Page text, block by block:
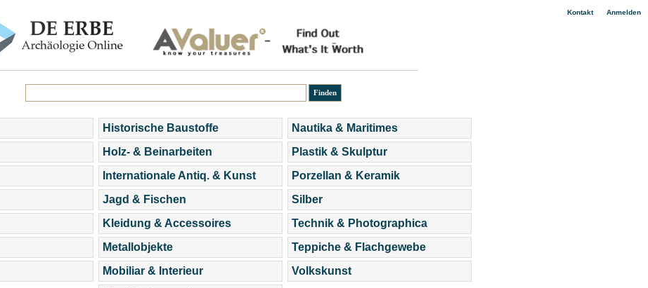
Kontakt| Anmelden
Historische Baustoffe
Holz- & Beinarbeiten
Internationale Antiq. & Kunst
Jagd & Fischen
Kleidung & Accessoires
Metallobjekte
Mobiliar & Interieur
Nautika & Maritimes
Plastik & Skulptur
Porzellan & Keramik
Silber
Technik & Photographica
Teppiche & Flachgewebe
Volkskunst